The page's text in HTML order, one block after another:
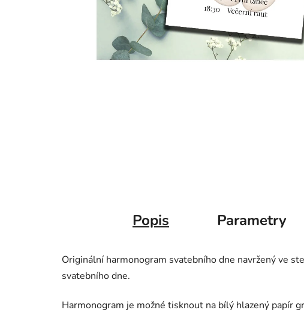
Popis Parametry
Originální harmonogram svatebního dne navržený ve
svatebního dne.
Harmonogram je možné tisknout na bílý hlazený papír